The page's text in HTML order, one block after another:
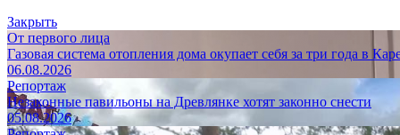
Закрыть
От первого лица
Газовая система отопления дома окупает себя за три года в
06.08.2026
Репортаж
Незаконные павильоны на Древлянке хотят законно снести
05.08.2026